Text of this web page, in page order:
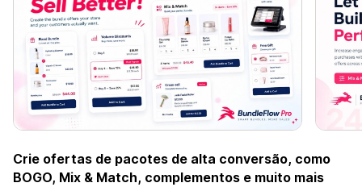
Crie ofertas de pacotes de alta conversão, como
BOGO, Mix & Match, complementos e muito mais